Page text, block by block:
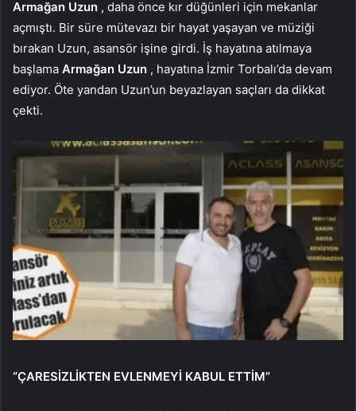
Armağan Uzun , daha önce kır düğünleri için mekanlar
açmıştı. Bir süre mütevazı bir hayat yaşayan ve müziği
bırakan Uzun, asansör işine girdi. İş hayatına atılmaya
başlama Armağan Uzun , hayatına İzmir Torbalı’da devam
ediyor. Öte yandan Uzun’un beyazlayan saçları da dikkat
çekti.
“ÇARESİZLİKTEN EVLENMEYİ KABUL ETTİM”